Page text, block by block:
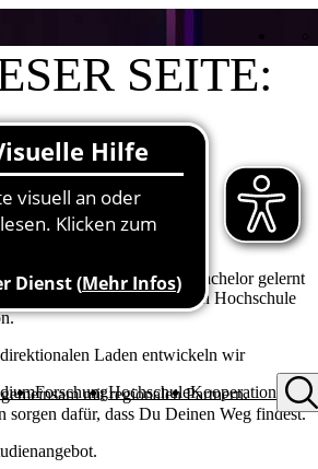
ForschungHochschuleKooperation
SEITE:
Studium
Dir das, was Du bis zum Bachelor gelernt
Studium an der Technischen Hochschule
Laden entwickeln wir
mit regionalen Partnern.
dafür, dass Du Deinen Weg findest.